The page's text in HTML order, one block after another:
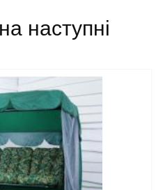
наступні